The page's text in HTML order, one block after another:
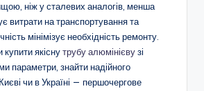
ніж у сталевих аналогів, менша
витрати на транспортування та
мінімізує необхідність ремонту.
якіснутрубу алюмінієвузі
параметри, знайти надійного
чи в Україні — першочергове